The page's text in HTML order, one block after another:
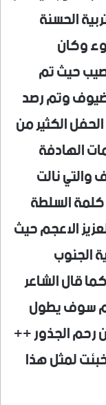
الحسنة
وكان
حيث تم
وتم رصد
الكثير من
الهادفة
والتي نالت
السلطة
الاعجم حيث
الجنوب
قال الشاعر
سوف يطول
رحم الجذور ++
لمثل هذا